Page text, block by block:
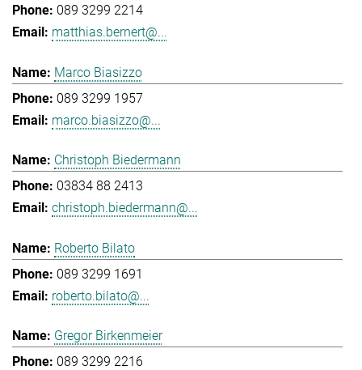
089 3299 2214
matthias.bernert@...
Marco Biasizzo
089 3299 1957
marco.biasizzo@...
Christoph Biedermann
03834 88 2413
christoph.biedermann@...
Roberto Bilato
089 3299 1691
roberto.bilato@...
Gregor Birkenmeier
089 3299 2216